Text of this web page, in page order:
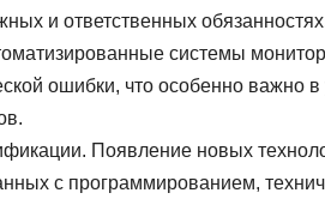
и ответственных
системы
ошибки, что особенно важно
Появление новых
с программированием,